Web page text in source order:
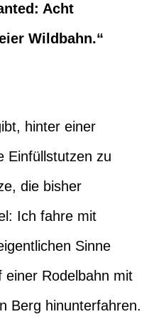
Acht
Wildbahn.“
hinter einer
Einfüllstutzen zu
die bisher
Ich fahre mit
Sinne
einer Rodelbahn mit
Berg hinunterfahren.